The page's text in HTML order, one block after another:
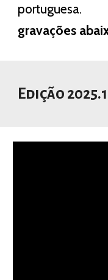
portuguesa.
gravações
Edição 2025.1